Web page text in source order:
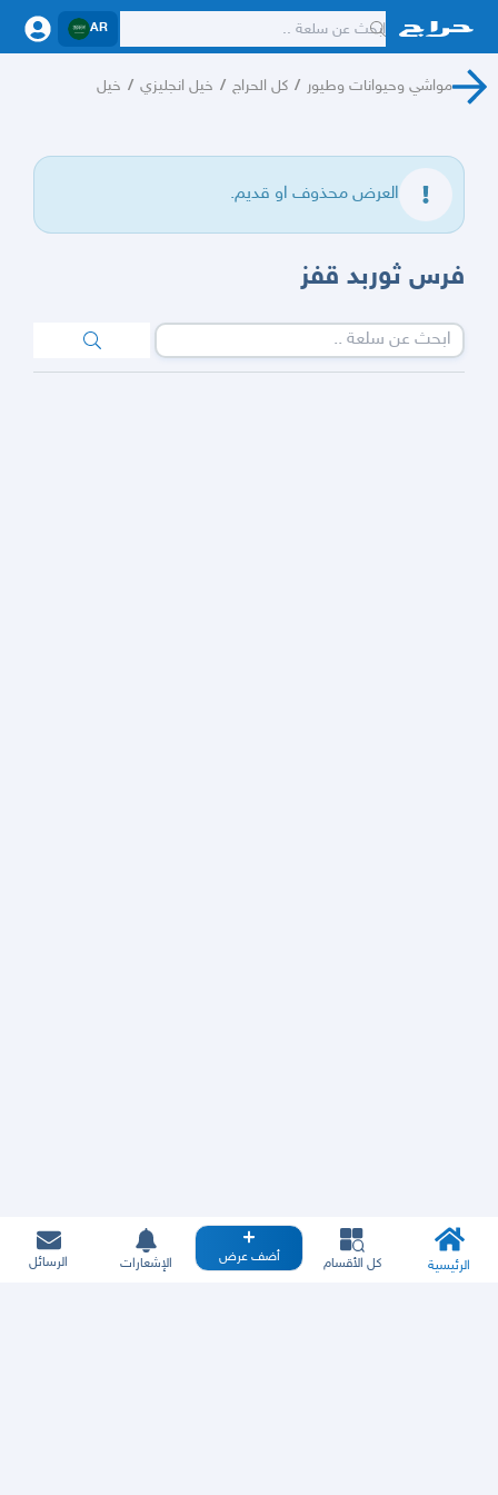
AR
مواشي وحيوانات وطيور / كل الحراج / خيل انجليزي / خيل
العرض محذوف او قديم.
فرس ثوربد قفز
الرئيسية كل الأقسام أضف عرض الإشعارات الرسائل